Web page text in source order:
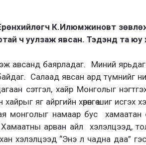
К.Илюмжиновт
ч уулзаж явсан. Тэдэнд та юу
авсанд баярладаг. Миний
Салаад явсан ард түмнийг
сэтгэл, хайр Монголыг
яг айргийн хөрөнгө шиг исгэх
монголыг намаар бус хамаатан
арван айл хэлэлцээд,
хэлэлцээд “Энэ л чадна даа”